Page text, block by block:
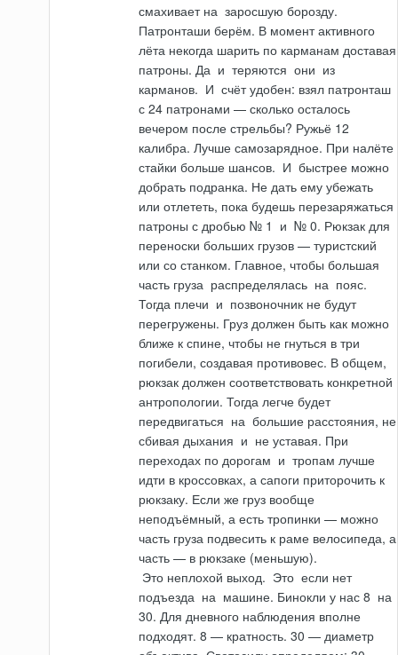
смахиваетна заросшую борозду.
Патронташи берём. В момент активного
лёта некогда шарить по карманам доставая
патроны. Да и теряются они из
карманов. И счёт удобен: взял патронташ
с 24 патронами — сколько осталось
вечером после стрельбы? Ружьё 12
калибра. Лучше самозаряд­ное. При налёте
стайки больше шансов. И быстрее можно
добрать подранка. Не дать ему убежать
или отлететь, пока будешь перезаряжаться
патроны с дробью № 1 и № 0. Рюкзак для
переноски больших грузов — туристский
или со станком. Главное, что­бы большая
часть груза распределялась на пояс.
Тогда плечи и позвоночник не будут
перегружены. Груз должен быть как можно
ближе к спине, чтобы не гнуться в три
погибели, создавая противовес. В общем,
рюкзак должен соответствовать конкретной
антропологии. Тогда легче будет
передвигаться на большие расс­тояния, не
сбивая дыхания и не уставая. При
переходах по дорогам и тропам лучше
идти в кроссовках, а сапоги приторочить к
рюкзаку. Если же груз вообще
неподъёмный, а есть тропинки — можно
часть груза подвесить к раме велосипеда, а
часть — в рюкзаке (меньшую).
Это неплохой выход. Это если нет
подъезда на машине. Бинокли у нас 8 на
30. Для дневного наблюдения вполне
подходят. 8 — кратность. 30 — диаметр